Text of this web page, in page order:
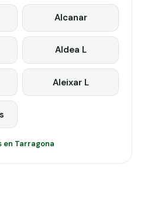
Alcanar
Aldea L
Aleixar L
en Tarragona